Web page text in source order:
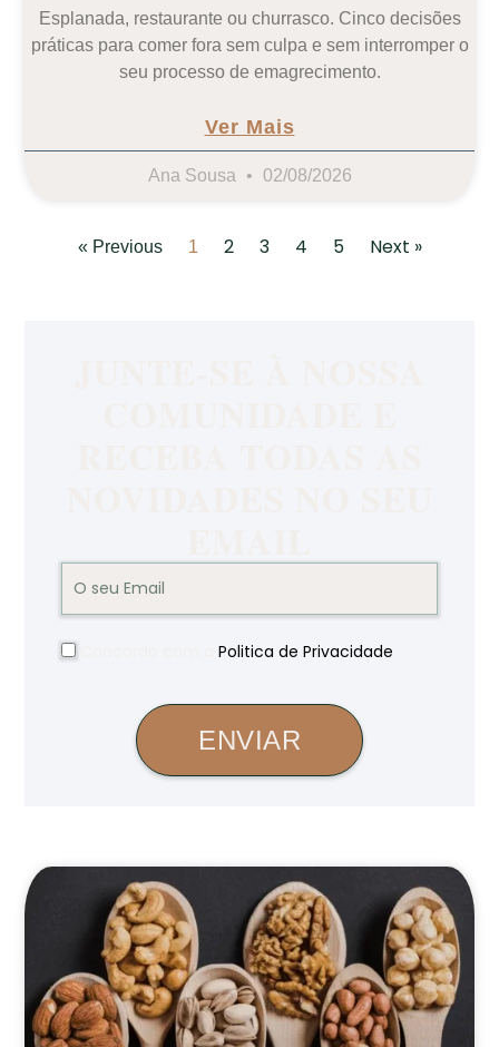
Esplanada, restaurante ou churrasco. Cinco decisões
práticas para comer fora sem culpa e sem interromper o
seu processo de emagrecimento.
Ver Mais
Ana Sousa 02/08/2026
« Previous 1 2 3 4 5 Next »
Politica de Privacidade
ENVIAR